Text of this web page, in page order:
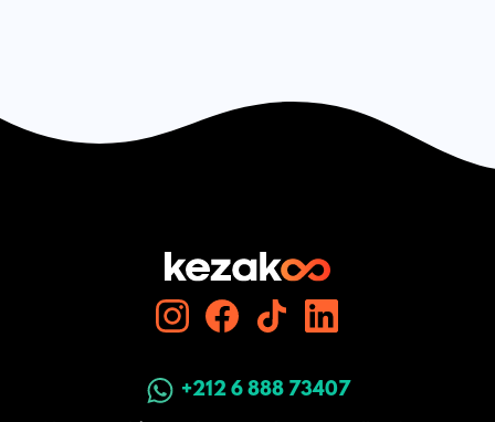
+212 6 888 73407